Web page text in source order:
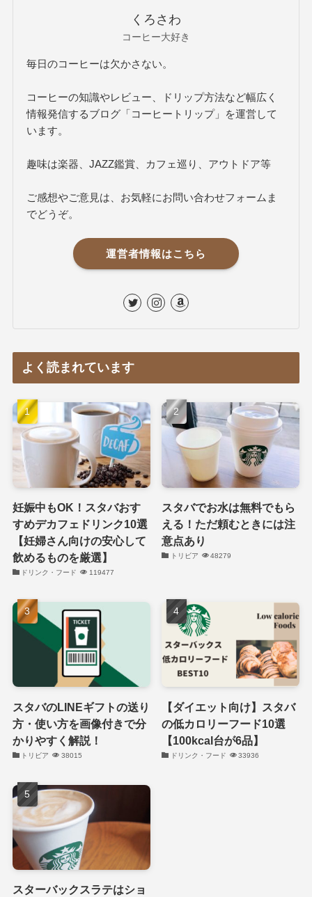
くろさわ
コーヒー大好き
毎日のコーヒーは欠かさない。
コーヒーの知識やレビュー、ドリップ方法など幅広く
情報発信するブログ「コーヒートリップ」を運営して
います。
趣味は楽器、JAZZ鑑賞、カフェ巡り、アウトドア等
ご感想やご意見は、お気軽にお問い合わせフォームま
でどうぞ。
運営者情報はこちら
よく読まれています
妊娠中もOK！スタバおす
すめデカフェドリンク10選
【妊婦さん向けの安心して
飲めるものを厳選】
ドリンク・フード 119477
スタバでお水は無料でもら
える！ただ頼むときには注
意点あり
トリビア 48279
スタバのLINEギフトの送り
方・使い方を画像付きで分
かりやすく解説！
トリビア 38015
【ダイエット向け】スタバ
の低カロリーフード10選
【100kcal台が6品】
ドリンク・フード 33936
スターバックスラテはショ